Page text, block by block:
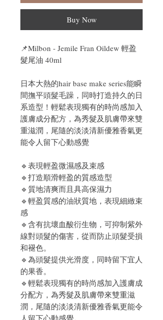
Buy Now
📌Milbon - Jemile Fran Oildew 輕盈
髮尾油 40ml
日本大熱的hair base make series能瞬
間撫平頭髮毛躁，同時打造持久的日
系造型！輕鬆表現獨有的時尚感加入
護膚成分配方，為秀髮及肌膚帶來雙
重滋潤，尾隨的淡淡清新優雅香氣更
能令人留下心動感覺
🔹表現輕盈微濕感及束感
🔹打造順滑輕盈的質感造型
🔹質地清爽而且具高保濕力
🔹輕盈質感的油狀質地，​表現細緻束
感
🔹含有抗壞血酸衍生物，可抑制紫外
線對頭髮的傷害，從而防止頭髮受損
和褪色。
🔹為頭髮提供光滑度，同時留下宜人
的果香。
🔹輕鬆表現獨有的時尚感加入護膚成
分配方，為秀髮及肌膚帶來雙重滋
潤，尾隨的淡淡清新優雅香氣更能令
人留下心動感覺。